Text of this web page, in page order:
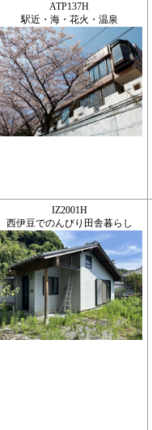
ATP137H
駅近・海・花火・温泉
IZ2001H
西伊豆でのんびり田舎暮らし